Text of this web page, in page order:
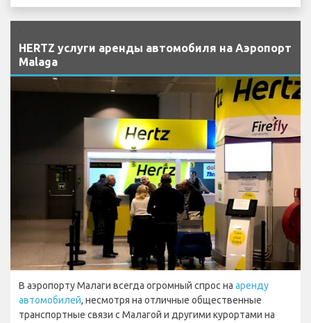
HERTZ услуги аренды автомобиля на Аэропорт
Malaga
В аэропорту Малаги всегда огромный спрос на аренду
автомобилей, несмотря на отличные общественные
транспортные связи с Малагой и другими курортами на